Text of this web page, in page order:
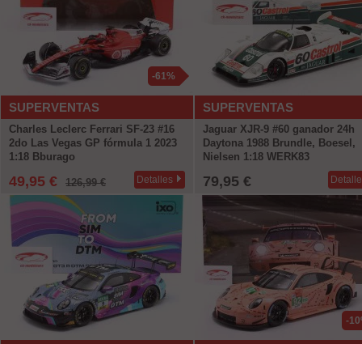
SUPERVENTAS
-61%
Charles Leclerc Ferrari SF-23 #16
2do Las Vegas GP fórmula 1 2023
1:18 Bburago
49,95 € 126,99 € Detalles
SUPERVENTAS
Jaguar XJR-9 #60 ganador 24h
Daytona 1988 Brundle, Boesel,
Nielsen 1:18 WERK83
79,95 €
-